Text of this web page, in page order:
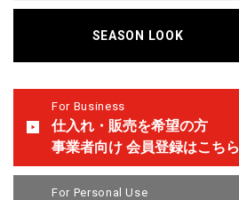
SEASON LOOK
For Business
仕入れ・販売を希望の方
事業者向け 会員登録はこちら
For Personal Use